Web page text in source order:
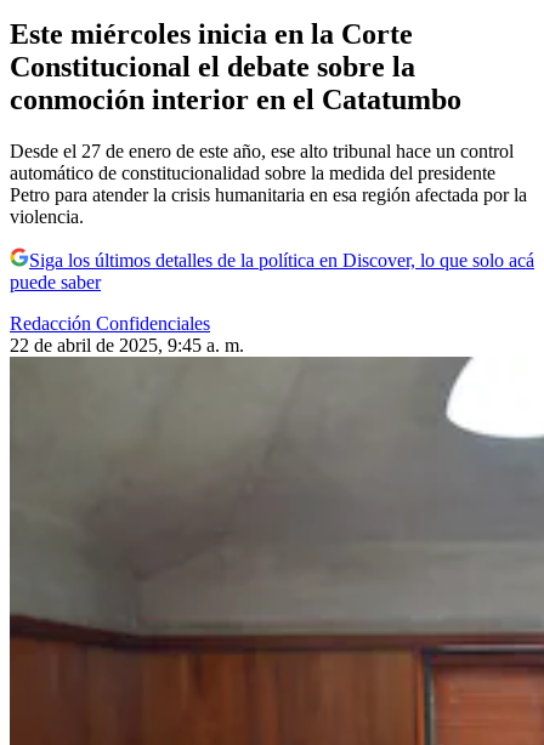
Este miércoles inicia en la Corte
Constitucional el debate sobre la
conmoción interior en el Catatumbo
Desde el 27 de enero de este año, ese alto tribunal hace un control
automático de constitucionalidad sobre la medida del presidente
Petro para atender la crisis humanitaria en esa región afectada por la
violencia.
Siga los últimos detalles de la política en Discover, lo que solo acá
puede saber
Redacción Confidenciales
22 de abril de 2025, 9:45 a. m.